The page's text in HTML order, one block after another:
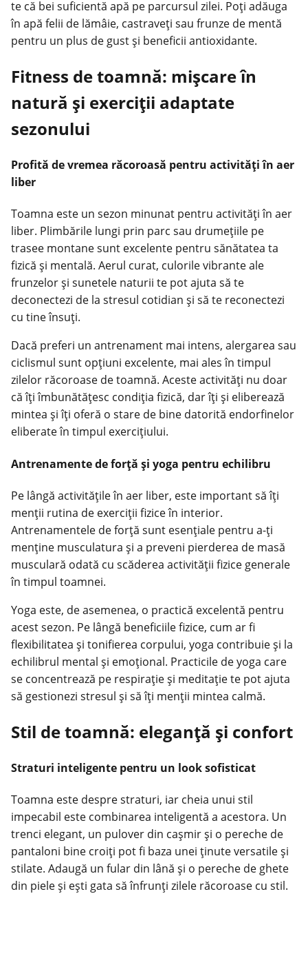
te că bei suficientă apă pe parcursul zilei. Poți adăuga
în apă felii de lămâie, castraveți sau frunze de mentă
pentru un plus de gust și beneficii antioxidante.
Fitness de toamnă: mișcare în
natură și exerciții adaptate
sezonului
Profită de vremea răcoroasă pentru activități în aer
liber
Toamna este un sezon minunat pentru activități în aer
liber. Plimbările lungi prin parc sau drumețiile pe
trasee montane sunt excelente pentru sănătatea ta
fizică și mentală. Aerul curat, culorile vibrante ale
frunzelor și sunetele naturii te pot ajuta să te
deconectezi de la stresul cotidian și să te reconectezi
cu tine însuți.
Dacă preferi un antrenament mai intens, alergarea sau
ciclismul sunt opțiuni excelente, mai ales în timpul
zilelor răcoroase de toamnă. Aceste activități nu doar
că îți îmbunătățesc condiția fizică, dar îți și eliberează
mintea și îți oferă o stare de bine datorită endorfinelor
eliberate în timpul exercițiului.
Antrenamente de forță și yoga pentru echilibru
Pe lângă activitățile în aer liber, este important să îți
menții rutina de exerciții fizice în interior.
Antrenamentele de forță sunt esențiale pentru a-ți
menține musculatura și a preveni pierderea de masă
musculară odată cu scăderea activității fizice generale
în timpul toamnei.
Yoga este, de asemenea, o practică excelentă pentru
acest sezon. Pe lângă beneficiile fizice, cum ar fi
flexibilitatea și tonifierea corpului, yoga contribuie și la
echilibrul mental și emoțional. Practicile de yoga care
se concentrează pe respirație și meditație te pot ajuta
să gestionezi stresul și să îți menții mintea calmă.
Stil de toamnă: eleganță și confort
Straturi inteligente pentru un look sofisticat
Toamna este despre straturi, iar cheia unui stil
impecabil este combinarea inteligentă a acestora. Un
trenci elegant, un pulover din cașmir și o pereche de
pantaloni bine croiți pot fi baza unei ținute versatile și
stilate. Adaugă un fular din lână și o pereche de ghete
din piele și ești gata să înfrunți zilele răcoroase cu stil.